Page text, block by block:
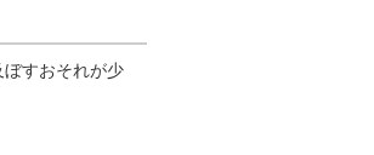
すおそれが少